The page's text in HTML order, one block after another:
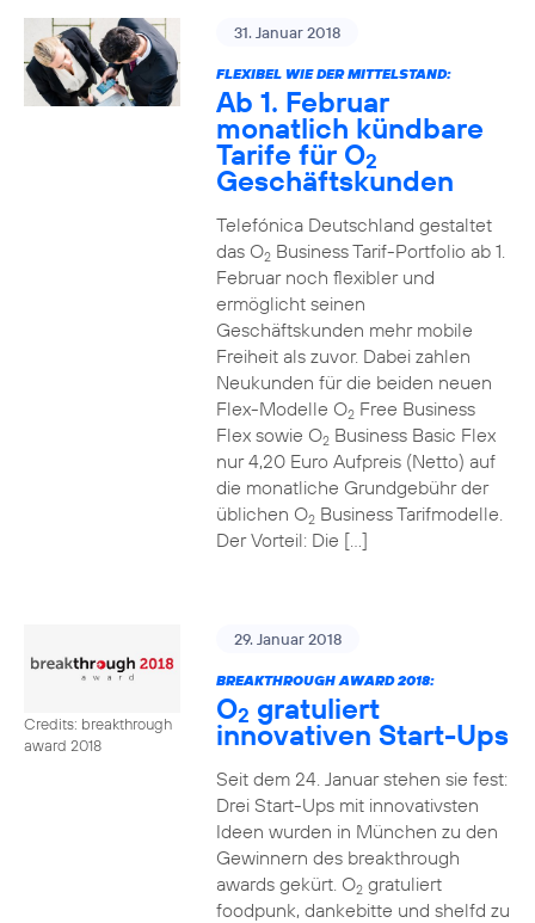
31. Januar 2018
FLEXIBEL WIE DER MITTELSTAND:
Ab 1. Februar
monatlich kündbare
Tarife für O2
Geschäftskunden
Telefónica Deutschland gestaltet
das O2Business Tarif-Portfolio ab 1.
Februar noch flexibler und
ermöglicht seinen
Geschäftskunden mehr mobile
Freiheit als zuvor. Dabei zahlen
Neukunden für die beiden neuen
Flex-Modelle O2Free Business
Flex sowie O2Business Basic Flex
nur 4,20 Euro Aufpreis (Netto) auf
die monatliche Grundgebühr der
üblichen O2Business Tarifmodelle.
Der Vorteil: Die […]
Credits: breakthrough
award 2018
29. Januar 2018
BREAKTHROUGH AWARD 2018:
O2 gratuliert
innovativen Start-Ups
Seit dem 24. Januar stehen sie fest:
Drei Start-Ups mit innovativsten
Ideen wurden in München zu den
Gewinnern des breakthrough
awards gekürt. O2gratuliert
foodpunk, dankebitte und shelfd zu